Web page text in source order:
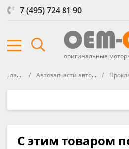
7 (495) 724 81 90
оригинальные
Главная Автозапчасти автосозданные
С этим товаром